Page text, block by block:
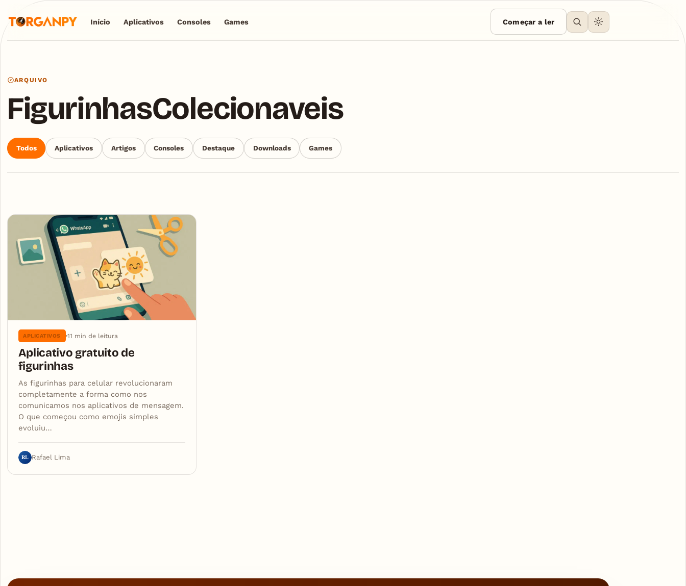
Início Aplicativos Consoles Games Começar a ler
ARQUIVO
FigurinhasColecionaveis
Todos Aplicativos Artigos Consoles Destaque Downloads Games
Articles
APLICATIVOS 11 min de leitura
Aplicativo gratuito de
figurinhas
As figurinhas para celular revolucionaram
completamente a forma como nos
comunicamos nos aplicativos de mensagem.
O que começou como emojis simples
evoluiu…
RL Rafael Lima